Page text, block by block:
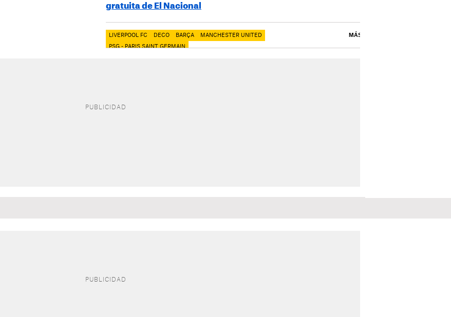
gratuita de El Nacional
LIVERPOOL FC DECO BARÇA MANCHESTER UNITED
PSG - PARIS SAINT GERMAIN
MÁS